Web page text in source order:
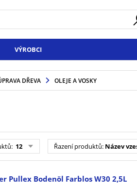
VÝROBCI
DŘEVA OLEJE A VOSKY
: 12 Řazení produktů: Název
Pullex Bodenöl Farblos W30 2,5L